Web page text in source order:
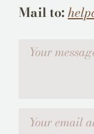
Mail to:
Votre message